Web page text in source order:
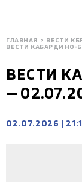
ГЛАВНАЯ > ВЕСТИ
BЕСТИ КАБАРДИНО-
BЕСТИ
—
02.07.2026